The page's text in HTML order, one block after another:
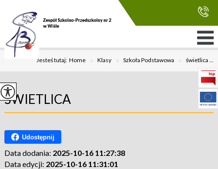
Jesteś tutaj:Home > Klasy > Szkoła Podstawowa > świetlica ...
ŚWIETLICA
Udostępnij
Data dodania: 2025-10-16 11:27:38
Data edycji: 2025-10-16 11:31:01